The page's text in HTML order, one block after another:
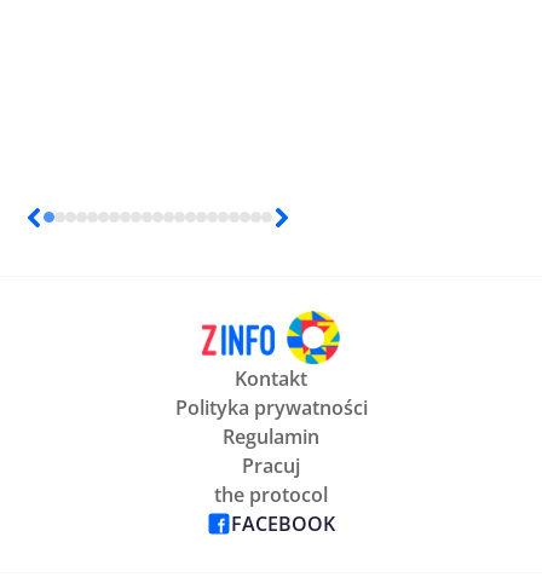
Kontakt
Polityka prywatności
Regulamin
Pracuj
the protocol
FACEBOOK